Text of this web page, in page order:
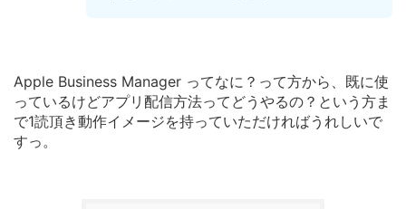
Apple Business Manager ってなに？って方から、既に使
っているけどアプリ配信方法ってどうやるの？という方ま
で1読頂き動作イメージを持っていただければうれしいで
すっ。